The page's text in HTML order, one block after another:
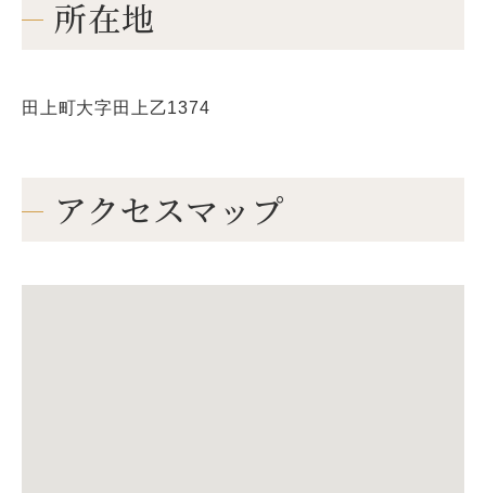
所在地
田上町大字田上乙1374
アクセスマップ